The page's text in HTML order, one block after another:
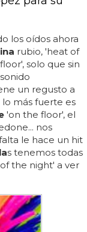
los oídos ahora
rubio, 'heat of
solo que sin
un regusto a
más fuerte es
'on the floor', el
nos
le hace un hit
las tenemos todas
the night' a ver